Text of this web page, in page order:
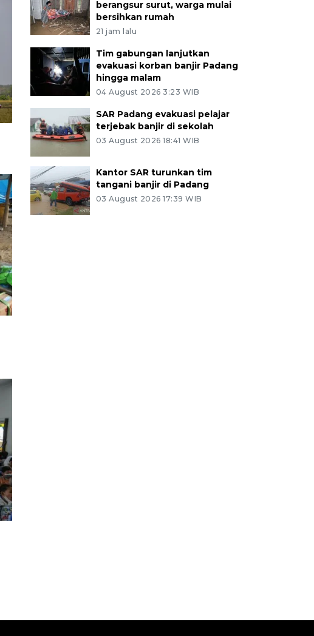
berangsur surut, warga mulai
bersihkan rumah
21 jam lalu
Tim gabungan lanjutkan
evakuasi korban banjir Padang
hingga malam
04 August 2026 3:23 WIB
SAR Padang evakuasi pelajar
terjebak banjir di sekolah
03 August 2026 18:41 WIB
Kantor SAR turunkan tim
tangani banjir di Padang
03 August 2026 17:39 WIB